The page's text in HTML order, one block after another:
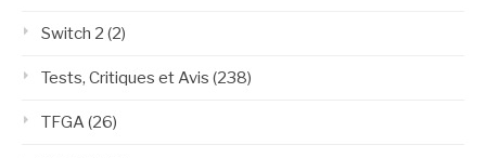
Switch 2 (2)
Tests, Critiques et Avis (238)
TFGA(26)